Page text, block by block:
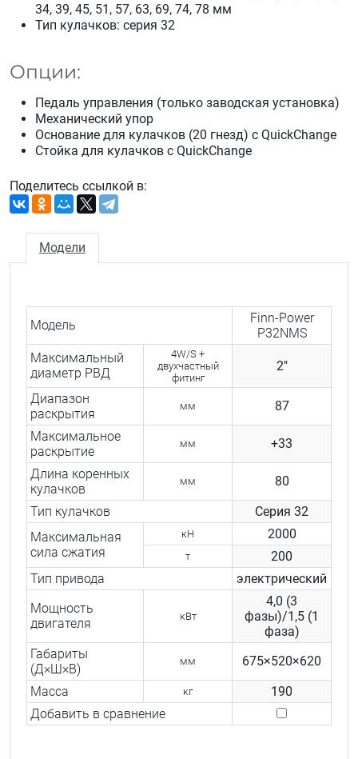
34, 39, 45, 51, 57, 63, 69, 74, 78 мм
Тип кулачков: серия 32
Опции:
Педаль управления (только заводская установка)
Механический упор
Основание для кулачков (20 гнезд) с QuickChange
Стойка для кулачков с QuickChange
Поделитесь ссылкой в:
Модели
Модель
Finn-Power
P32NMS
Максимальный
диаметр РВД
4W/S +
двухчастный
фитинг
2″
Диапазон
раскрытия
мм
87
Максимальное
раскрытие
мм
+33
Длина коренных
кулачков
мм
80
Тип кулачков
Серия 32
Максимальная
сила сжатия
кН 2000
т
200
Тип привода
электрический
Мощность
двигателя
кВт
4,0 (3
фазы)/1,5 (1
фаза)
Габариты
(Д×Ш×В)
мм
675×520×620
Масса
кг
190
Добавить в сравнение